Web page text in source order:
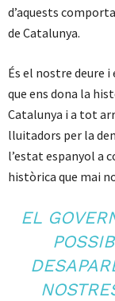
d’aquests
de Catalunya.
És el nostre deure
que ens dona la
Catalunya i a tot
lluitadors per la
l’estat espanyol a
històrica que mai
EL